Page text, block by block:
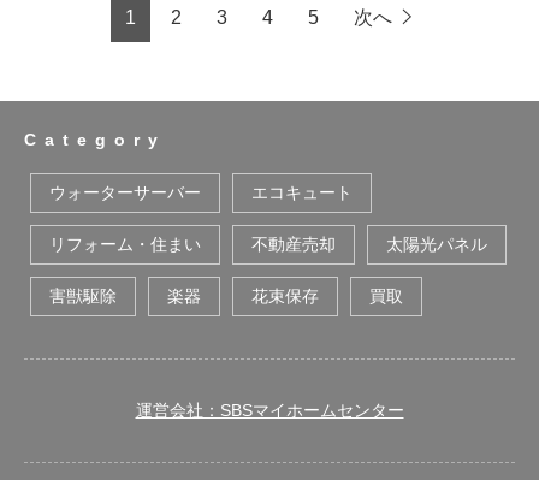
1 2 3 4 5 次へ
Category
ウォーターサーバー エコキュート
リフォーム・住まい 不動産売却 太陽光パネル
害獣駆除 楽器 花束保存 買取
運営会社：SBSマイホームセンター